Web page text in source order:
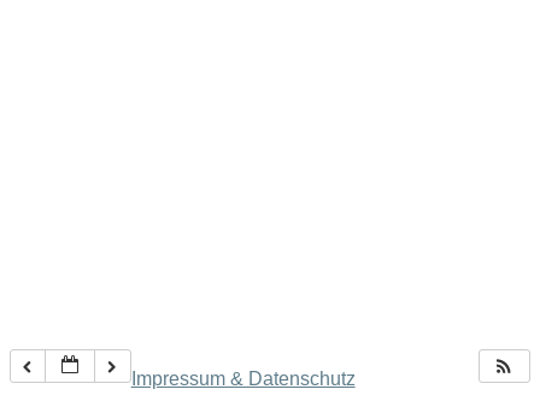
Impressum & Datenschutz